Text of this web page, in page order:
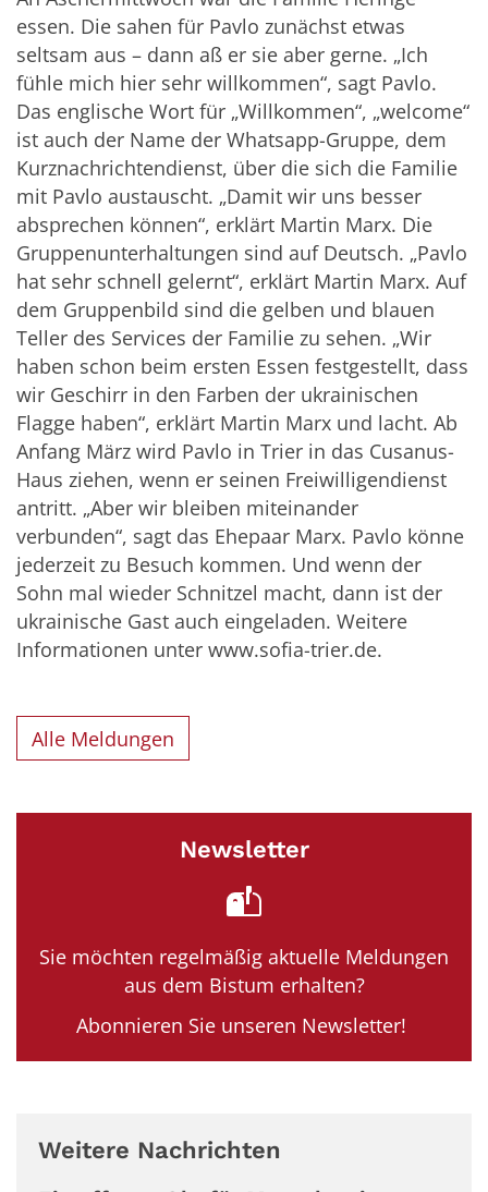
essen. Die sahen für Pavlo zunächst etwas
seltsam aus – dann aß er sie aber gerne. „Ich
fühle mich hier sehr willkommen“, sagt Pavlo.
Das englische Wort für „Willkommen“, „welcome“
ist auch der Name der Whatsapp-Gruppe, dem
Kurznachrichtendienst, über die sich die Familie
mit Pavlo austauscht. „Damit wir uns besser
absprechen können“, erklärt Martin Marx. Die
Gruppenunterhaltungen sind auf Deutsch. „Pavlo
hat sehr schnell gelernt“, erklärt Martin Marx. Auf
dem Gruppenbild sind die gelben und blauen
Teller des Services der Familie zu sehen. „Wir
haben schon beim ersten Essen festgestellt, dass
wir Geschirr in den Farben der ukrainischen
Flagge haben“, erklärt Martin Marx und lacht. Ab
Anfang März wird Pavlo in Trier in das Cusanus-
Haus ziehen, wenn er seinen Freiwilligendienst
antritt. „Aber wir bleiben miteinander
verbunden“, sagt das Ehepaar Marx. Pavlo könne
jederzeit zu Besuch kommen. Und wenn der
Sohn mal wieder Schnitzel macht, dann ist der
ukrainische Gast auch eingeladen. Weitere
Informationen unter www.sofia-trier.de.
Alle Meldungen
Newsletter
Sie möchten regelmäßig aktuelle Meldungen
aus dem Bistum erhalten?
Abonnieren Sie unseren Newsletter!
Weitere Nachrichten